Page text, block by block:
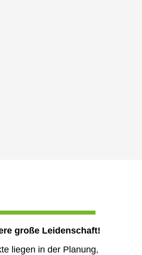
große Leidenschaft!
liegen in der Planung,